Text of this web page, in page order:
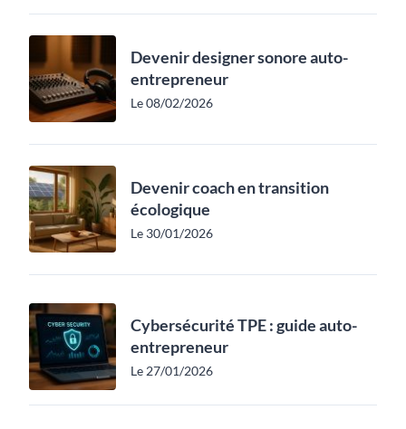
Devenir designer sonore auto-
entrepreneur
Le 08/02/2026
Devenir coach en transition
écologique
Le 30/01/2026
Cybersécurité TPE : guide auto-
entrepreneur
Le 27/01/2026